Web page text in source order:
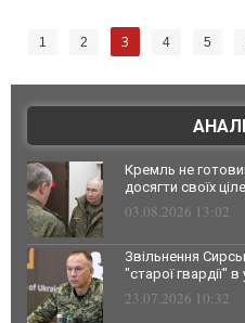
1 2 3 4 5
Кремль не
досягти своїх
03.08.2026 13:02
Звільнення
"старої гвардії" в
23.07.2026 10:32